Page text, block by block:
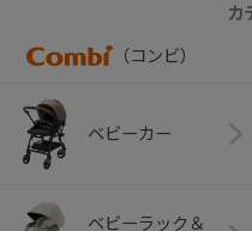
カ
（コンビ）
ベビーカー
ベビーラック＆